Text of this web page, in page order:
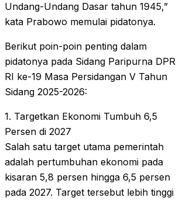
Undang-Undang Dasar tahun 1945,”
kata Prabowo memulai pidatonya.
Berikut poin-poin penting dalam
pidatonya pada Sidang Paripurna DPR
RI ke-19 Masa Persidangan V Tahun
Sidang 2025-2026:
1. Targetkan Ekonomi Tumbuh 6,5
Persen di 2027
Salah satu target utama pemerintah
adalah pertumbuhan ekonomi pada
kisaran 5,8 persen hingga 6,5 persen
pada 2027. Target tersebut lebih tinggi